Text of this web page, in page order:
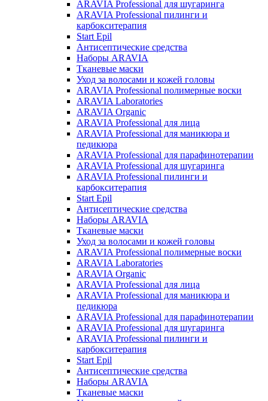
ARAVIA Professional для шугаринга
ARAVIA Professional пилинги и
карбокситерапия
Start Epil
Антисептические средства
Наборы ARAVIA
Тканевые маски
Уход за волосами и кожей головы
ARAVIA Professional полимерные воски
ARAVIA Laboratories
ARAVIA Organic
ARAVIA Professional для лица
ARAVIA Professional для маникюра и
педикюра
ARAVIA Professional для парафинотерапии
ARAVIA Professional для шугаринга
ARAVIA Professional пилинги и
карбокситерапия
Start Epil
Антисептические средства
Наборы ARAVIA
Тканевые маски
Уход за волосами и кожей головы
ARAVIA Professional полимерные воски
ARAVIA Laboratories
ARAVIA Organic
ARAVIA Professional для лица
ARAVIA Professional для маникюра и
педикюра
ARAVIA Professional для парафинотерапии
ARAVIA Professional для шугаринга
ARAVIA Professional пилинги и
карбокситерапия
Start Epil
Антисептические средства
Наборы ARAVIA
Тканевые маски